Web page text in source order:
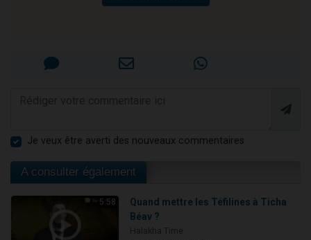
Je veux être averti des nouveaux commentaires
A consulter également
5:58
Quand mettre les Téfilines à Ticha
Béav ?